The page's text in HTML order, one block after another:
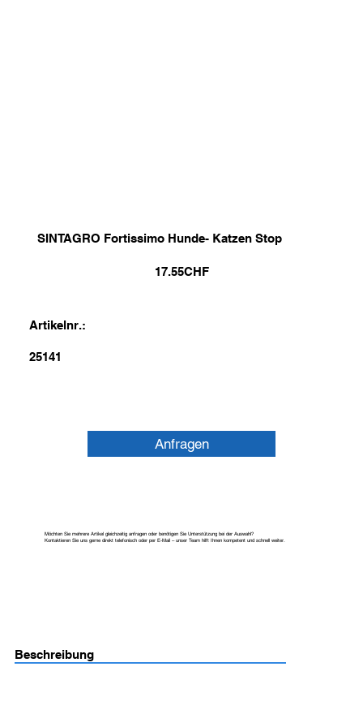
SINTAGRO Fortissimo Hunde- Katzen Stop
17.55CHF
Artikelnr.:
25141
Anfragen
Möchten Sie mehrere Artikel gleichzeitig anfragen oder benötigen Sie Unterstützung bei der Auswahl?
Kontaktieren Sie uns gerne direkt telefonisch oder per E-Mail – unser Team hilft Ihnen kompetent und schnell weiter.
Beschreibung